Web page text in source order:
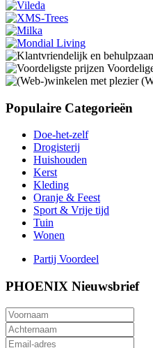
Populaire Categorieën
Doe-het-zelf
Drogisterij
Huishouden
Kerst
Kleding
Oranje & Feest
Sport & Vrije tijd
Tuin
Wonen
Partij Voordeel
PHOENIX Nieuwsbrief